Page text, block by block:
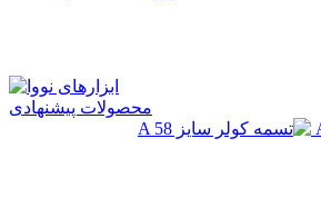
محصولات پیشنهادی